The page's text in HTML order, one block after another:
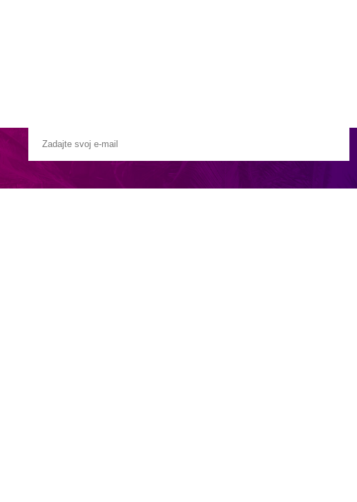
km od hotela.
food truck), 2 bary, bazén, SPA, butik.